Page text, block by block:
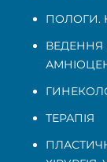
ПОЛОГИ.
ВЕДЕННЯ
ТЕРАПІЯ